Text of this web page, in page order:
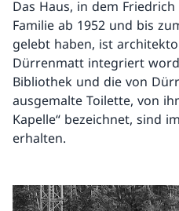
Das Haus, in dem
Familie ab 1952 und bis
gelebt haben, ist
Dürrenmatt integriert
Bibliothek und die von
ausgemalte Toilette, von
Kapelle“ bezeichnet, sind
erhalten.